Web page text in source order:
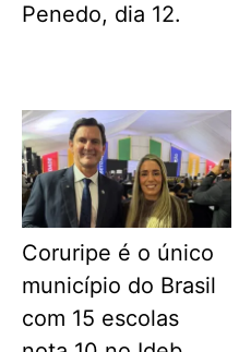
Penedo, dia 12.
Coruripe é o único
município do Brasil
com 15 escolas